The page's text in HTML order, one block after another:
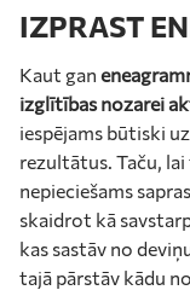
IZPRAST
Kaut gan
izglītības nozarei
iespējams būtiski
rezultātus. Taču,
nepieciešams
skaidrot kā
kas sastāv no
tajā pārstāv kādu